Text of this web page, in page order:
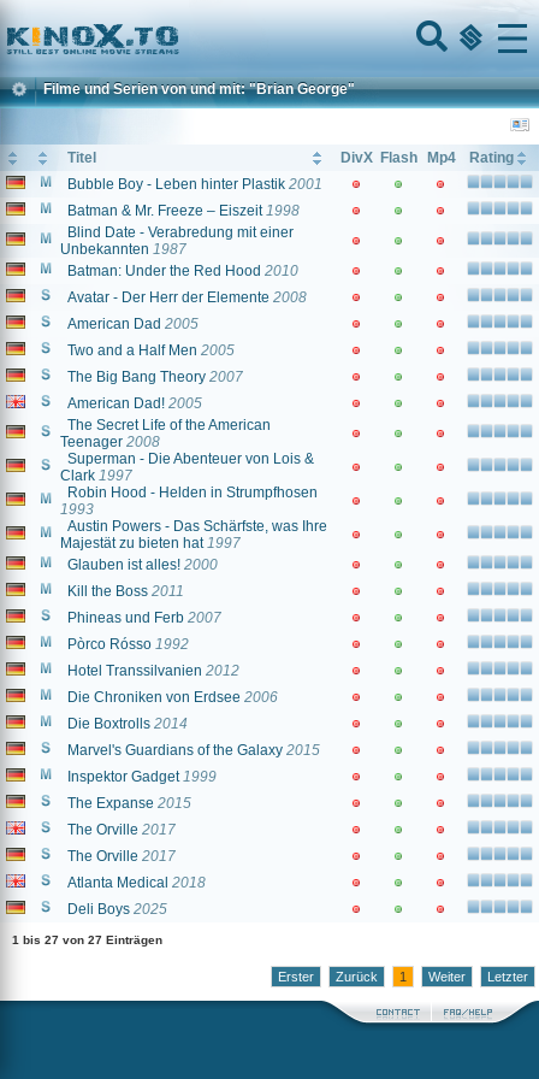
Home
Menu
Filme und Serien von und mit: "Brian George"
Titel DivX Flash Mp4
Rating
Bubble Boy - Leben hinter Plastik 2001
Batman & Mr. Freeze – Eiszeit 1998
Blind Date - Verabredung mit einer
Unbekannten 1987
Batman: Under the Red Hood 2010
Avatar - Der Herr der Elemente 2008
American Dad 2005
Two and a Half Men 2005
The Big Bang Theory 2007
American Dad! 2005
The Secret Life of the American
Teenager 2008
Superman - Die Abenteuer von Lois &
Clark 1997
Robin Hood - Helden in Strumpfhosen
1993
Austin Powers - Das Schärfste, was Ihre
Majestät zu bieten hat 1997
Glauben ist alles! 2000
Kill the Boss 2011
Phineas und Ferb 2007
Pòrco Rósso 1992
Hotel Transsilvanien 2012
Die Chroniken von Erdsee 2006
Die Boxtrolls 2014
Marvel's Guardians of the Galaxy 2015
Inspektor Gadget 1999
The Expanse 2015
The Orville 2017
The Orville 2017
Atlanta Medical 2018
Deli Boys 2025
1 bis 27 von 27 Einträgen
Erster Zurück 1 Weiter Letzter